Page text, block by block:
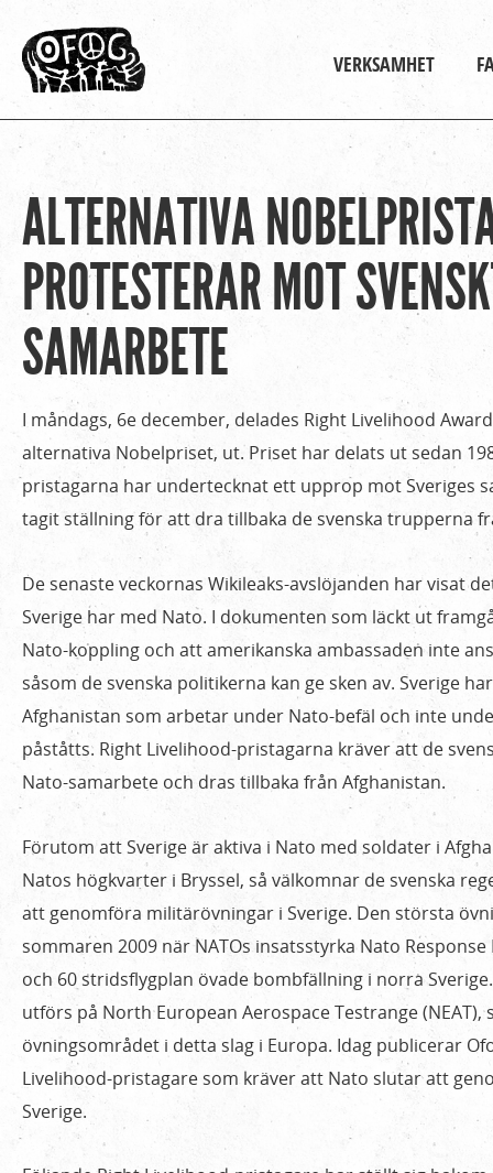
Huvudmeny
VERKSAMHET
Du
är
här
Hem
›
Om
Ofog
›
Nyheter
Alternativa
Nobelpristagare
protesterar
Nato-
samarbete
ALTERNATIVA
PROTESTERAR MOT
SAMARBETE
I måndags, 6e december, delades Right Livelihood
alternativa Nobelpriset, ut. Priset har delats ut sedan
pristagarna har undertecknat ett upprop mot Sveriges
tagit ställning för att dra tillbaka de svenska trupperna
De senaste veckornas Wikileaks-avslöjanden har visat
Sverige har med Nato. I dokumenten som läckt ut
Nato-koppling och att amerikanska ambassaden inte
såsom de svenska politikerna kan ge sken av. Sverige
Afghanistan som arbetar under Nato-befäl och inte
påståtts. Right Livelihood-pristagarna kräver att de
Nato-samarbete och dras tillbaka från Afghanistan.
Förutom att Sverige är aktiva i Nato med soldater i
Natos högkvarter i Bryssel, så välkomnar de svenska
att genomföra militärövningar i Sverige. Den största
sommaren 2009 när NATOs insatsstyrka Nato
och 60 stridsflygplan övade bombfällning i norra
utförs på North European Aerospace Testrange
övningsområdet i detta slag i Europa. Idag publicerar
Livelihood-pristagare som kräver att Nato slutar att
Sverige.